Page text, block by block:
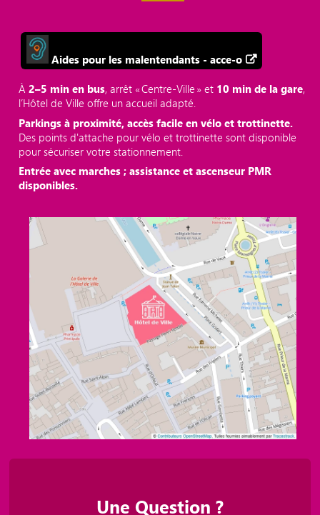
Aides pour les malentendants - acce-o
À2–5 min en bus, arrêt « Centre‑Ville » et 10 min de la gare,
l’Hôtel de Ville offre un accueil adapté.
Parkings à proximité, accès facile en vélo et trottinette.
Des points d'attache pour vélo et trottinette sont disponible
pour sécuriser votre stationnement.
Entrée avec marches ; assistance et ascenseur PMR
disponibles.
Une Question ?